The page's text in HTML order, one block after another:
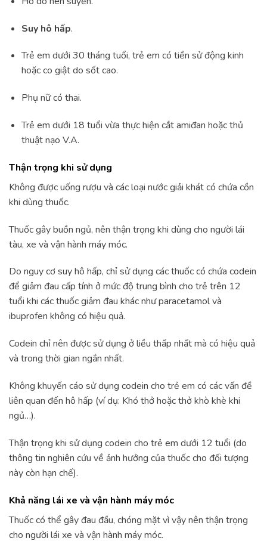
Suy hô hấp.
Trẻ em dưới 30 tháng tuổi, trẻ em có tiền sử động kinh
hoặc co giật do sốt cao.
Phụ nữ có thai.
Trẻ em dưới 18 tuổi vừa thực hiện cắt amiđan hoặc thủ
thuật nạo V.A.
Thận trọng khi sử dụng
Không được uống rượu và các loại nước giải khát có chứa cồn
khi dùng thuốc.
Thuốc gây buồn ngủ, nên thận trọng khi dùng cho người lái
tàu, xe và vận hành máy móc.
Do nguy cơ suy hô hấp, chỉ sử dụng các thuốc có chứa codein
để giảm đau cấp tính ở mức độ trung bình cho trẻ trên 12
tuổi khi các thuốc giảm đau khác như paracetamol và
ibuprofen không có hiệu quả.
Codein chỉ nên được sử dụng ở liều thấp nhất mà có hiệu quả
và trong thời gian ngắn nhất.
Không khuyến cáo sử dụng codein cho trẻ em có các vấn đề
liên quan đến hô hấp (ví dụ: Khó thở hoặc thở khò khè khi
ngủ…).
Thận trọng khi sử dụng codein cho trẻ em dưới 12 tuổi (do
thông tin nghiên cứu về ảnh hưởng của thuốc cho đối tượng
này còn hạn chế).
Khả năng lái xe và vận hành máy móc
Thuốc có thể gây đau đầu, chóng mặt vì vậy nên thận trọng
cho người lái xe và vận hành máy móc.